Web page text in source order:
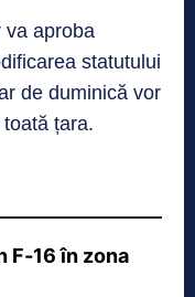
va aproba
statutului
de duminică vor
țara.
F‑16 în zona